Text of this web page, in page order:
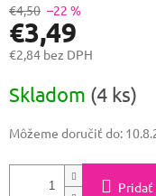
€4,50 –22 %
€3,49
€2,84 bez DPH
cena:
Skladom (4 ks)
Môžeme doručiť do:
Pridať